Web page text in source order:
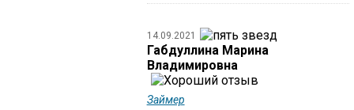
14.09.2021
Габдуллина Марина
Владимировна
Займер